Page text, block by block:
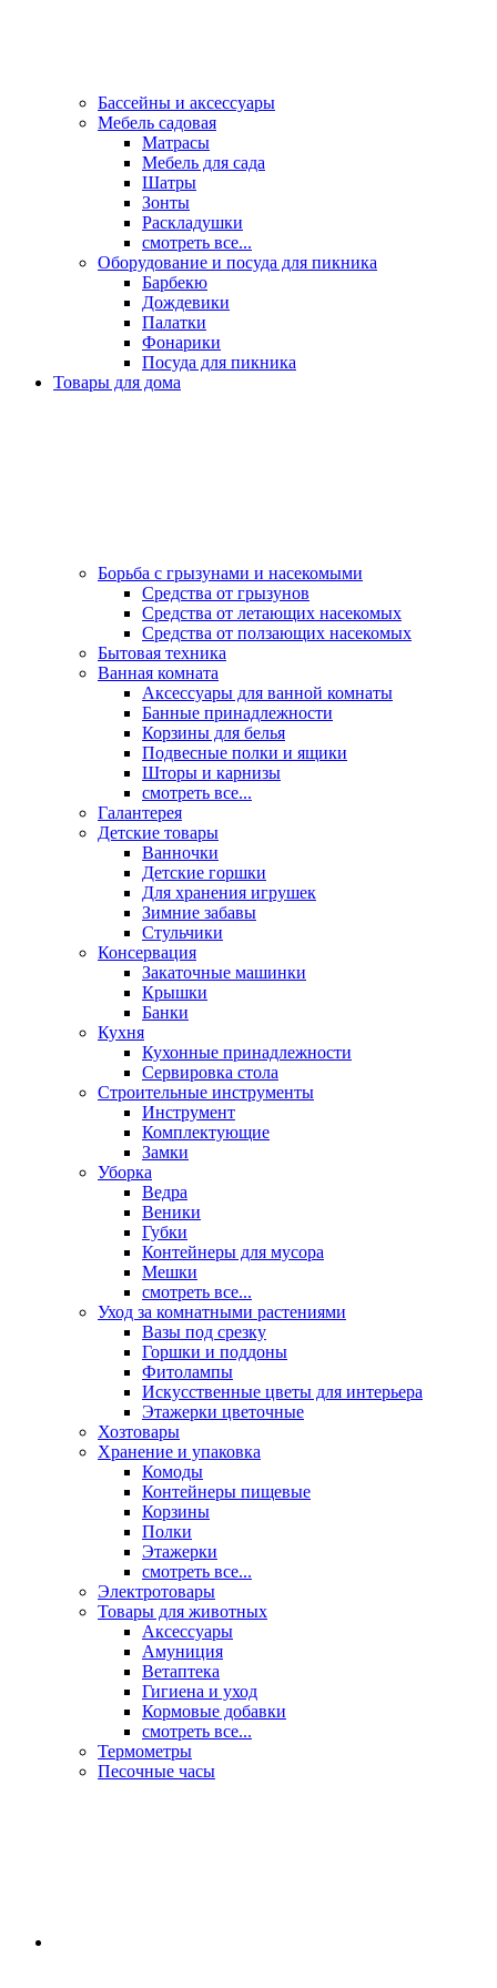
Бассейны и аксессуары
Мебель садовая
Матрасы
Мебель для сада
Шатры
Зонты
Раскладушки
смотреть все...
Оборудование и посуда для пикника
Барбекю
Дождевики
Палатки
Фонарики
Посуда для пикника
Товары для дома
Борьба с грызунами и насекомыми
Средства от грызунов
Средства от летающих насекомых
Средства от ползающих насекомых
Бытовая техника
Ванная комната
Аксессуары для ванной комнаты
Банные принадлежности
Корзины для белья
Подвесные полки и ящики
Шторы и карнизы
смотреть все...
Галантерея
Детские товары
Ванночки
Детские горшки
Для хранения игрушек
Зимние забавы
Стульчики
Консервация
Закаточные машинки
Крышки
Банки
Кухня
Кухонные принадлежности
Сервировка стола
Строительные инструменты
Инструмент
Комплектующие
Замки
Уборка
Ведра
Веники
Губки
Контейнеры для мусора
Мешки
смотреть все...
Уход за комнатными растениями
Вазы под срезку
Горшки и поддоны
Фитолампы
Искусственные цветы для интерьера
Этажерки цветочные
Хозтовары
Хранение и упаковка
Комоды
Контейнеры пищевые
Корзины
Полки
Этажерки
смотреть все...
Электротовары
Товары для животных
Аксессуары
Амуниция
Ветаптека
Гигиена и уход
Кормовые добавки
смотреть все...
Термометры
Песочные часы